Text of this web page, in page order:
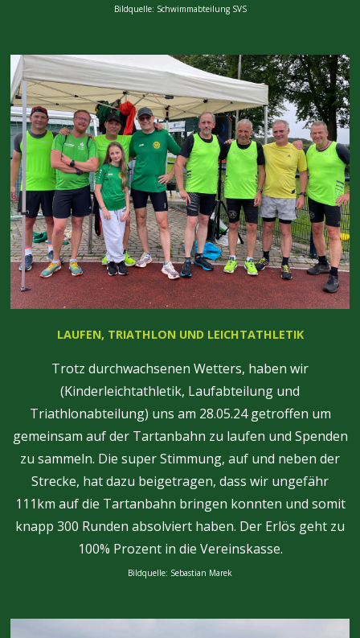
Bildquelle: Schwimmabteilung SVS
LAUFEN, TRIATHLON UND LEICHTATHLETIK
Trotz durchwachsenen Wetters, haben wir
(Kinderleichtathletik, Laufabteilung und
Triathlonabteilung) uns am 28.05.24 getroffen um
gemeinsam auf der Tartanbahn zu laufen und Spenden
zu sammeln. Die super Stimmung, auf und neben der
Strecke, hat dazu beigetragen, dass wir ungefähr
111km auf die Tartanbahn bringen konnten und somit
knapp 300 Runden absolviert haben. Der Erlös geht zu
100% Prozent in die Vereinskasse.
Bildquelle: Sebastian Marek